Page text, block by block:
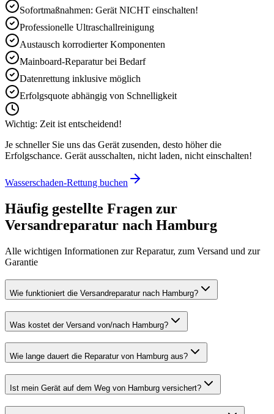
Sofortmaßnahmen: Gerät NICHT einschalten!
Professionelle Ultraschallreinigung
Austausch korrodierter Komponenten
Mainboard-Reparatur bei Bedarf
Datenrettung inklusive möglich
Erfolgsquote abhängig von Schnelligkeit
Wichtig: Zeit ist entscheidend!
Je schneller Sie uns das Gerät zusenden, desto höher die
Erfolgschance. Gerät ausschalten, nicht laden, nicht einschalten!
Wasserschaden-Rettung buchen
Häufig gestellte Fragen zur
Versandreparatur nach Hamburg
Alle wichtigen Informationen zur Reparatur, zum Versand und zur
Garantie
Wie funktioniert die Versandreparatur nach Hamburg?
Was kostet der Versand von/nach Hamburg?
Wie lange dauert die Reparatur von Hamburg aus?
Ist mein Gerät auf dem Weg von Hamburg versichert?